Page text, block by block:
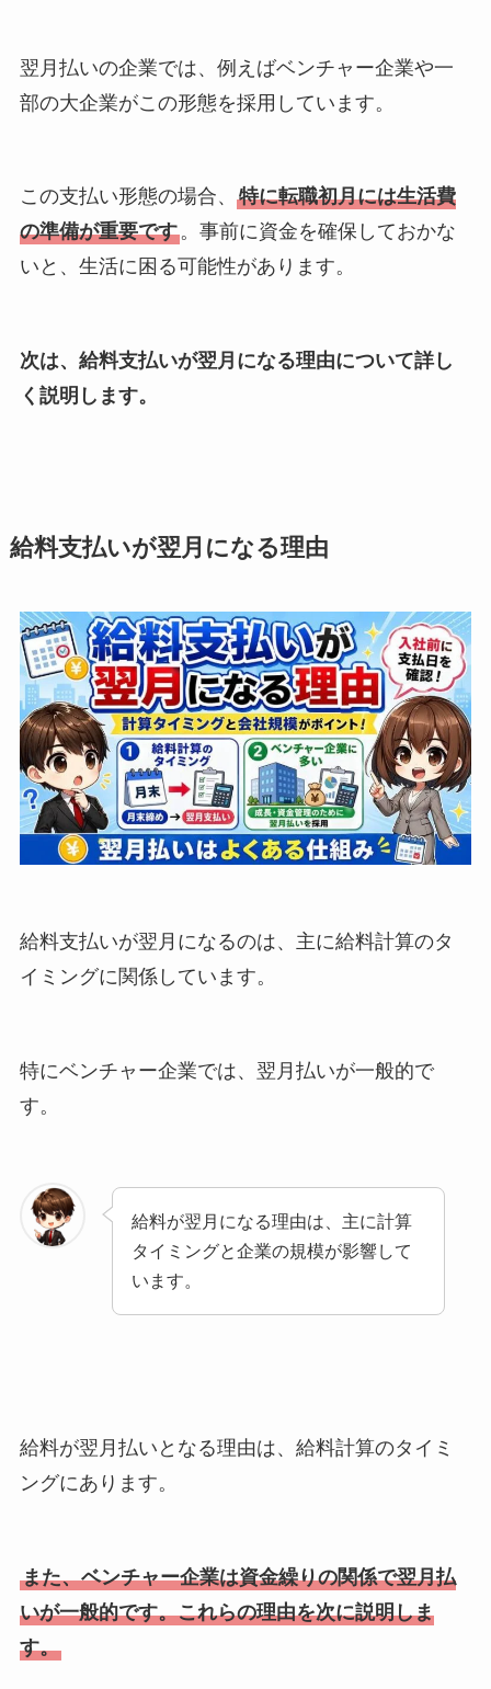
翌月払いの企業では、例えばベンチャー企業や一
部の大企業がこの形態を採用しています。
この支払い形態の場合、 特に転職初月には生活費
の準備が重要です。事前に資金を確保しておかな
いと、生活に困る可能性があります。
次は、給料支払いが翌月になる理由について詳し
く説明します。
給料支払いが翌月になる理由
給料支払いが翌月になるのは、主に給料計算のタ
イミングに関係しています。
特にベンチャー企業では、翌月払いが一般的で
す。
給料が翌月になる理由は、主に計算
タイミングと企業の規模が影響して
います。
給料が翌月払いとなる理由は、給料計算のタイミ
ングにあります。
また、ベンチャー企業は資金繰りの関係で翌月払
いが一般的です。これらの理由を次に説明しま
す。